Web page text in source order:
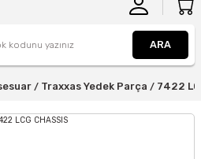
ARA
Traxxas Yedek Parça 7422